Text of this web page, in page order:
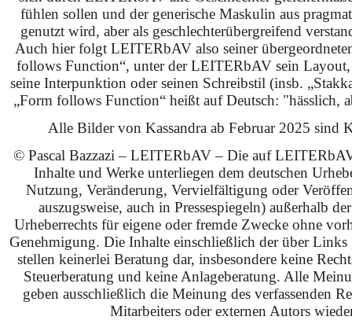
fühlen sollen und der generische Maskulin aus
genutzt wird, aber als geschlechterübergreifend
Auch hier folgt LEITERbAV also seiner
follows Function“, unter der LEITERbAV sein Layout,
seine Interpunktion oder seinen Schreibstil (insb.
„Form follows Function“ heißt auf Deutsch: "hässlich,
Alle Bilder von Kassandra ab Februar 2025 sind
© Pascal Bazzazi – LEITERbAV – Die auf
Inhalte und Werke unterliegen dem deutschen
Nutzung, Veränderung, Vervielfältigung oder
auszugsweise, auch in Pressespiegeln) außerhalb
Urheberrechts für eigene oder fremde Zwecke ohne
Genehmigung. Die Inhalte einschließlich der über Links
stellen keinerlei Beratung dar, insbesondere keine
Steuerberatung und keine Anlageberatung. Alle
geben ausschließlich die Meinung des verfassenden
Mitarbeiters oder externen Autors